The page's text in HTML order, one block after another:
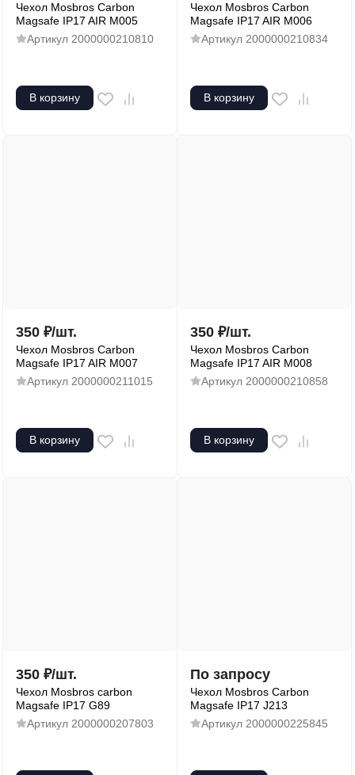
Чехол Mosbros Carbon
Magsafe IP17 AIR M005
Артикул 2000000210810
В корзину
Чехол Mosbros Carbon
Magsafe IP17 AIR M006
Артикул 2000000210834
В корзину
350 ₽/шт.
Чехол Mosbros Carbon
Magsafe IP17 AIR M007
Артикул 2000000211015
В корзину
350 ₽/шт.
Чехол Mosbros Carbon
Magsafe IP17 AIR M008
Артикул 2000000210858
В корзину
350 ₽/шт.
Чехол Mosbros carbon
Magsafe IP17 G89
Артикул 2000000207803
По запросу
Чехол Mosbros Carbon
Magsafe IP17 J213
Артикул 2000000225845